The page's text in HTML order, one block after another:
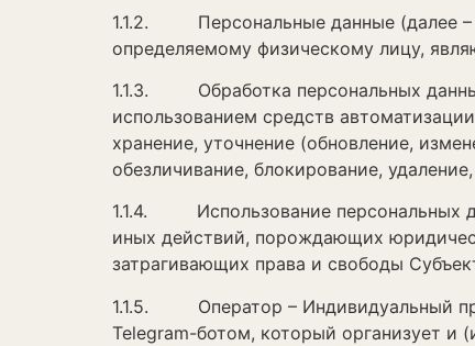
1.1.2. Персональные данные (далее –
определяемому физическому лицу,
1.1.3. Обработка персональных
использованием средств
хранение, уточнение (обновление,
обезличивание, блокирование,
1.1.4. Использование персональных
иных действий, порождающих
затрагивающих права и свободы
1.1.5. Оператор – Индивидуальный
Telegram-ботом, который организует и